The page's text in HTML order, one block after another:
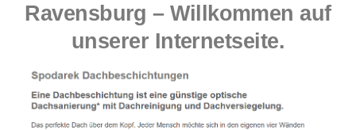
Ravensburg – Willkommen auf
unserer Internetseite.